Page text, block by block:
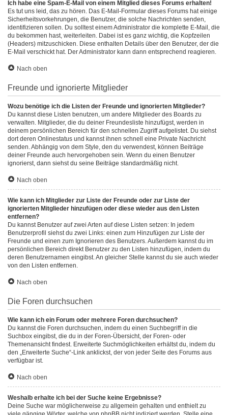
Ich habe eine Spam-E-Mail von einem Mitglied dieses Forums erhalten!
Es tut uns leid, das zu hören. Das E-Mail-Formular dieses Forums hat einige
Sicherheitsvorkehrungen, die Benutzer, die solche Nachrichten senden,
identifizieren sollen. Du solltest einem Administrator die komplette E-Mail, die
du bekommen hast, weiterleiten. Dabei ist es ganz wichtig, die Kopfzeilen
(Headers) mitzuschicken. Diese enthalten Details über den Benutzer, der die
E-Mail verschickt hat. Der Administrator kann dann entsprechend reagieren.
Nach oben
Freunde und ignorierte Mitglieder
Wozu benötige ich die Listen der Freunde und ignorierten Mitglieder?
Du kannst diese Listen benutzen, um andere Mitglieder des Boards zu
verwalten. Mitglieder, die du deiner Freundesliste hinzufügst, werden in
deinem persönlichen Bereich für den schnellen Zugriff aufgelistet. Du siehst
dort deren Onlinestatus und kannst ihnen schnell eine Private Nachricht
senden. Abhängig von dem Style, den du verwendest, können Beiträge
deiner Freunde auch hervorgehoben sein. Wenn du einen Benutzer
ignorierst, dann siehst du seine Beiträge standardmäßig nicht.
Nach oben
Wie kann ich Mitglieder zur Liste der Freunde oder zur Liste der
ignorierten Mitglieder hinzufügen oder diese wieder aus den Listen
entfernen?
Du kannst Benutzer auf zwei Arten auf diese Listen setzen: In jedem
Benutzerprofil siehst du zwei Links: einen zum Hinzufügen zur Liste der
Freunde und einen zum Ignorieren des Benutzers. Außerdem kannst du im
persönlichen Bereich direkt Benutzer zu den Listen hinzufügen, indem du
deren Benutzernamen eingibst. An gleicher Stelle kannst du sie auch wieder
von den Listen entfernen.
Nach oben
Die Foren durchsuchen
Wie kann ich ein Forum oder mehrere Foren durchsuchen?
Du kannst die Foren durchsuchen, indem du einen Suchbegriff in die
Suchbox eingibst, die du in der Foren-Übersicht, der Foren- oder
Themenansicht findest. Erweiterte Suchmöglichkeiten erhältst du, indem du
den „Erweiterte Suche“-Link anklickst, der von jeder Seite des Forums aus
verfügbar ist.
Nach oben
Weshalb erhalte ich bei der Suche keine Ergebnisse?
Deine Suche war möglicherweise zu allgemein gehalten und enthielt zu